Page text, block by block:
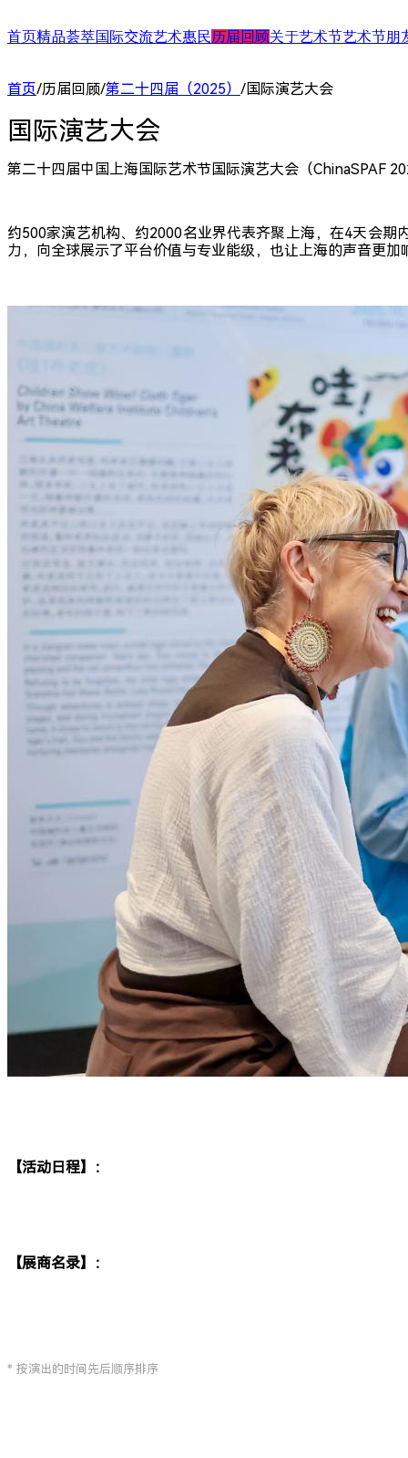
首页精品荟萃
舞台演出
展/博览
城市联动
ARTRA自定艺
国际交流
国际演艺大会
国际对话
艺术惠民
艺术天空
艺术教育
历届回顾
第二十四届（2025）
第二十三届（2024）
关于艺术节
艺术节介绍
艺术节中心介绍
艺术节朋
合作艺术家
合作艺术院
首页/历届回顾/第二十四届（2025） /国际演艺大会
国际演艺大会
第二十四届中国上海国际艺术节国际演艺大会（ChinaSPAF
约500家演艺机构、约2000名业界代表齐聚上海，在4天会
力，向全球展示了平台价值与专业能级，也让上海的声音更加
【活动日程】：
【展商名录】：
* 按演出的时间先后顺序排序